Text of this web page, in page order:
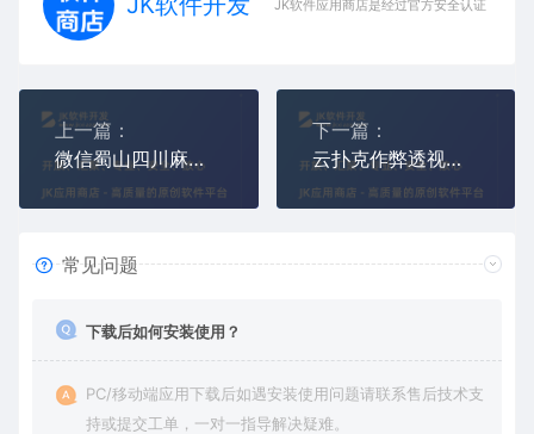
JK软件应用商店是经过官方安全认证，保障
上一篇：
微信蜀山四川麻将作弊辅助(蜀山四川麻将透视插件)
下一篇：
云扑克作弊透视外挂(云扑克看牌辅助插件)
常见问题
下载后如何安装使用？
PC/移动端应用下载后如遇安装使用问题请联系售后技术支
持或提交工单，一对一指导解决疑难。